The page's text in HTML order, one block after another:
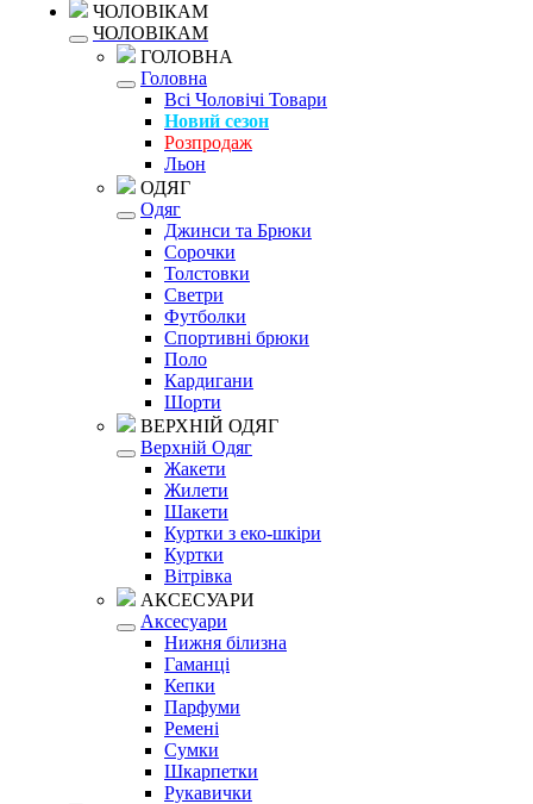
ЧОЛОВІКАМ
ЧОЛОВІКАМ
ГОЛОВНА
Головна
Всі Чоловічі Товари
Новий сезон
Розпродаж
Льон
ОДЯГ
Одяг
Джинси та Брюки
Сорочки
Толстовки
Светри
Футболки
Спортивні брюки
Поло
Кардигани
Шорти
ВЕРХНІЙ ОДЯГ
Верхній Одяг
Жакети
Жилети
Шакети
Куртки з еко-шкіри
Куртки
Вітрівка
АКСЕСУАРИ
Аксесуари
Нижня білизна
Гаманці
Кепки
Парфуми
Ремені
Сумки
Шкарпетки
Рукавички